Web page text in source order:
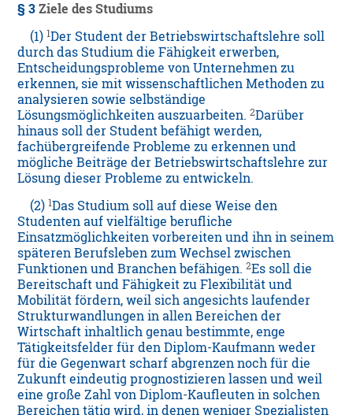
§ 3 Ziele des Studiums
(1)1Der Student der Betriebswirtschaftslehre soll
durch das Studium die Fähigkeit erwerben,
Entscheidungsprobleme von Unternehmen zu
erkennen, sie mit wissenschaftlichen Methoden zu
analysieren sowie selbständige
Lösungsmöglichkeiten auszuarbeiten.2Darüber
hinaus soll der Student befähigt werden,
fachübergreifende Probleme zu erkennen und
mögliche Beiträge der Betriebswirtschaftslehre zur
Lösung dieser Probleme zu entwickeln.
(2)1Das Studium soll auf diese Weise den
Studenten auf vielfältige berufliche
Einsatzmöglichkeiten vorbereiten und ihn in seinem
späteren Berufsleben zum Wechsel zwischen
Funktionen und Branchen befähigen.2Es soll die
Bereitschaft und Fähigkeit zu Flexibilität und
Mobilität fördern, weil sich angesichts laufender
Strukturwandlungen in allen Bereichen der
Wirtschaft inhaltlich genau bestimmte, enge
Tätigkeitsfelder für den Diplom-Kaufmann weder
für die Gegenwart scharf abgrenzen noch für die
Zukunft eindeutig prognostizieren lassen und weil
eine große Zahl von Diplom-Kaufleuten in solchen
Bereichen tätig wird, in denen weniger Spezialisten